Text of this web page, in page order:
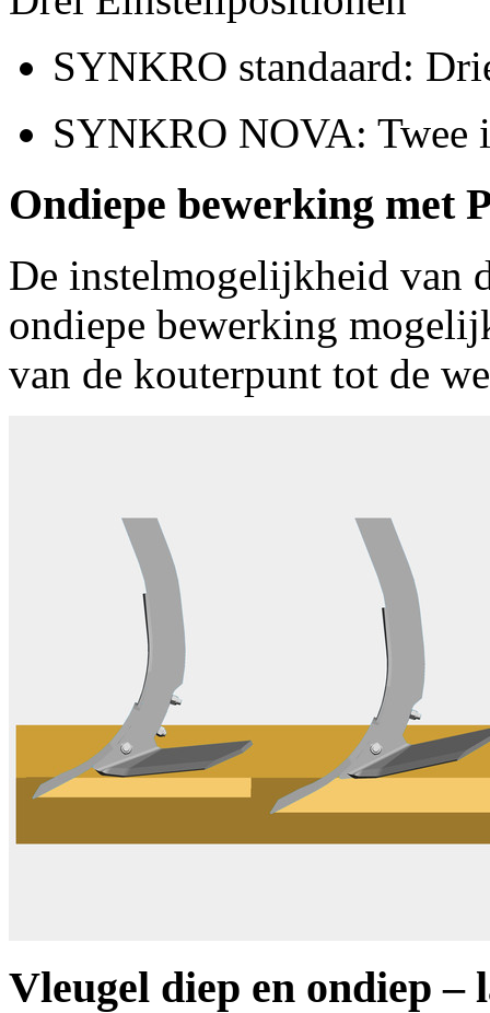
SYNKRO standaard:
SYNKRO NOVA: Twee
Ondiepe bewerking met
De instelmogelijkheid van
ondiepe bewerking
van de kouterpunt tot de
Vleugel diep en ondiep –